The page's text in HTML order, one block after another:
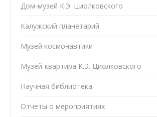
Дом-музей К.Э. Циолковского
Калужский планетарий
Музей космонавтики
Музей-квартира К.Э. Циолковского
Научная библиотека
Отчеты о мероприятиях